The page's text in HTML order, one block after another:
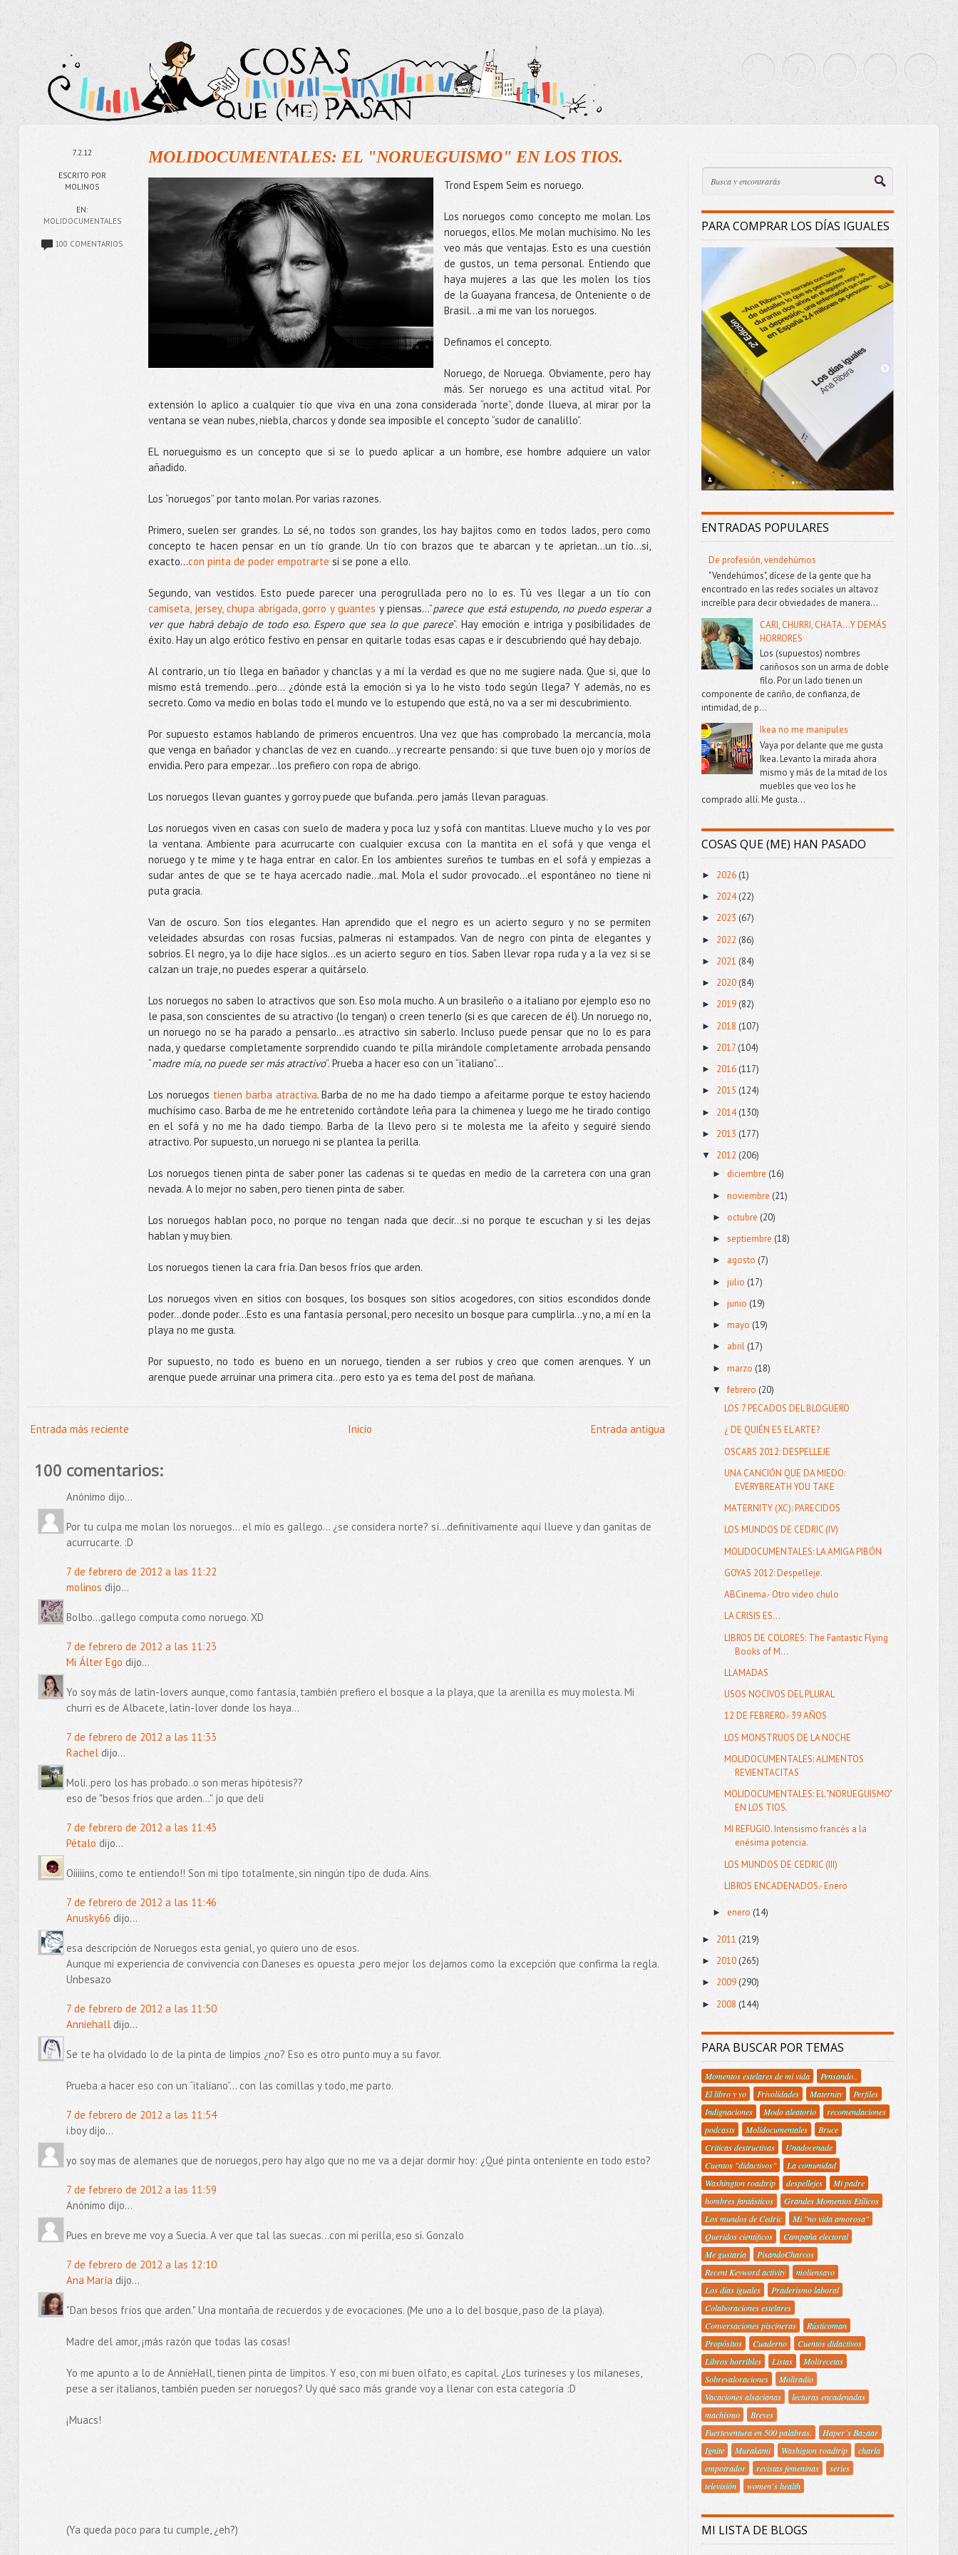
7.2.12
ESCRITO POR
MOLINOS
EN:
MOLIDOCUMENTALES
100 COMENTARIOS
MOLIDOCUMENTALES: EL "NORUEGUISMO" EN LOS TIOS.
Trond Espem Seim es noruego.
Los noruegos como concepto me molan. Los
noruegos, ellos. Me molan muchísimo. No les
veo más que ventajas. Esto es una cuestión
de gustos, un tema personal. Entiendo que
haya mujeres a las que les molen los tíos
de la Guayana francesa, de Onteniente o de
Brasil…a mi me van los noruegos.
Definamos el concepto.
Noruego, de Noruega. Obviamente, pero hay
más. Ser noruego es una actitud vital. Por
extensión lo aplico a cualquier tío que viva en una zona considerada “norte”, donde llueva, al mirar por la
ventana se vean nubes, niebla, charcos y donde sea imposible el concepto “sudor de canalillo”.
EL norueguismo es un concepto que si se lo puedo aplicar a un hombre, ese hombre adquiere un valor
añadido.
Los “noruegos” por tanto molan. Por varias razones.
Primero, suelen ser grandes. Lo sé, no todos son grandes, los hay bajitos como en todos lados, pero como
concepto te hacen pensar en un tío grande. Un tío con brazos que te abarcan y te aprietan…un tío...si,
exacto...con pinta de poder empotrarte si se pone a ello.
Segundo, van vestidos. Esto puede parecer una perogrullada pero no lo es. Tú ves llegar a un tío con
camiseta, jersey, chupa abrigada, gorro y guantes y piensas...”parece que está estupendo, no puedo esperar a
ver que habrá debajo de todo eso. Espero que sea lo que parece”. Hay emoción e intriga y posibilidades de
éxito. Hay un algo erótico festivo en pensar en quitarle todas esas capas e ir descubriendo qué hay debajo.
Al contrario, un tío llega en bañador y chanclas y a mí la verdad es que no me sugiere nada. Que si, que lo
mismo está tremendo...pero... ¿dónde está la emoción si ya lo he visto todo según llega? Y además, no es
secreto. Como va medio en bolas todo el mundo ve lo estupendo que está, no va a ser mi descubrimiento.
Por supuesto estamos hablando de primeros encuentros. Una vez que has comprobado la mercancía, mola
que venga en bañador y chanclas de vez en cuando…y recrearte pensando: si que tuve buen ojo y moríos de
envidia. Pero para empezar...los prefiero con ropa de abrigo.
Los noruegos llevan guantes y gorroy puede que bufanda..pero jamás llevan paraguas.
Los noruegos viven en casas con suelo de madera y poca luz y sofá con mantitas. Llueve mucho y lo ves por
la ventana. Ambiente para acurrucarte con cualquier excusa con la mantita en el sofá y que venga el
noruego y te mime y te haga entrar en calor. En los ambientes sureños te tumbas en el sofá y empiezas a
sudar antes de que se te haya acercado nadie...mal. Mola el sudor provocado…el espontáneo no tiene ni
puta gracia.
Van de oscuro. Son tíos elegantes. Han aprendido que el negro es un acierto seguro y no se permiten
veleidades absurdas con rosas fucsias, palmeras ni estampados. Van de negro con pinta de elegantes y
sobrios. El negro, ya lo dije hace siglos…es un acierto seguro en tíos. Saben llevar ropa ruda y a la vez si se
calzan un traje, no puedes esperar a quitárselo.
Los noruegos no saben lo atractivos que son. Eso mola mucho. A un brasileño o a italiano por ejemplo eso no
le pasa, son conscientes de su atractivo (lo tengan) o creen tenerlo (si es que carecen de él). Un noruego no,
un noruego no se ha parado a pensarlo…es atractivo sin saberlo. Incluso puede pensar que no lo es para
nada, y quedarse completamente sorprendido cuando te pilla mirándole completamente arrobada pensando
“madre mía, no puede ser más atractivo”. Prueba a hacer eso con un “italiano”…
Los noruegos tienen barba atractiva. Barba de no me ha dado tiempo a afeitarme porque te estoy haciendo
muchísimo caso. Barba de me he entretenido cortándote leña para la chimenea y luego me he tirado contigo
en el sofá y no me ha dado tiempo. Barba de la llevo pero si te molesta me la afeito y seguiré siendo
atractivo. Por supuesto, un noruego ni se plantea la perilla.
Los noruegos tienen pinta de saber poner las cadenas si te quedas en medio de la carretera con una gran
nevada. A lo mejor no saben, pero tienen pinta de saber.
Los noruegos hablan poco, no porque no tengan nada que decir...si no porque te escuchan y si les dejas
hablan y muy bien.
Los noruegos tienen la cara fría. Dan besos fríos que arden.
Los noruegos viven en sitios con bosques, los bosques son sitios acogedores, con sitios escondidos donde
poder...donde poder…Esto es una fantasía personal, pero necesito un bosque para cumplirla...y no, a mí en la
playa no me gusta.
Por supuesto, no todo es bueno en un noruego, tienden a ser rubios y creo que comen arenques. Y un
arenque puede arruinar una primera cita…pero esto ya es tema del post de mañana.
Entrada más reciente Entrada antigua
Inicio
100 comentarios:
Anónimo dijo...
Por tu culpa me molan los noruegos... el mío es gallego... ¿se considera norte? sí...definitivamente aquí llueve y dan ganitas de
acurrucarte. :D
7 de febrero de 2012 a las 11:22
molinos dijo...
Bolbo...gallego computa como noruego. XD
7 de febrero de 2012 a las 11:23
Mi Álter Ego dijo...
Yo soy más de latin-lovers aunque, como fantasía, también prefiero el bosque a la playa, que la arenilla es muy molesta. Mi
churri es de Albacete, latin-lover donde los haya...
7 de febrero de 2012 a las 11:33
Racheldijo...
Moli..pero los has probado..o son meras hipótesis??
eso de "besos frios que arden..." jo que deli
7 de febrero de 2012 a las 11:43
Pétalo dijo...
Oiiiiins, como te entiendo!! Son mi tipo totalmente, sin ningún tipo de duda. Ains.
7 de febrero de 2012 a las 11:46
Anusky66 dijo...
esa descripción de Noruegos esta genial, yo quiero uno de esos.
Aunque mi experiencia de convivencia con Daneses es opuesta ,pero mejor los dejamos como la excepción que confirma la regla.
Unbesazo
7 de febrero de 2012 a las 11:50
Anniehalldijo...
Se te ha olvidado lo de la pinta de limpios ¿no? Eso es otro punto muy a su favor.
Prueba a hacer eso con un “italiano”… con las comillas y todo, me parto.
7 de febrero de 2012 a las 11:54
i.boy dijo...
yo soy mas de alemanes que de noruegos, pero hay algo que no me va a dejar dormir hoy: ¿Qué pinta onteniente en todo esto?
7 de febrero de 2012 a las 11:59
Anónimo dijo...
Pues en breve me voy a Suecia. A ver que tal las suecas...con mi perilla, eso si. Gonzalo
7 de febrero de 2012 a las 12:10
Ana Maríadijo...
"Dan besos fríos que arden." Una montaña de recuerdos y de evocaciones. (Me uno a lo del bosque, paso de la playa).
Madre del amor, ¡más razón que todas las cosas!
Yo me apunto a lo de AnnieHall, tienen pinta de limpitos. Y eso, con mi buen olfato, es capital. ¿Los turineses y los milaneses,
pese a ser italianos, también pueden ser noruegos? Uy qué saco más grande voy a llenar con esta categoría :D
¡Muacs!
(Ya queda poco para tu cumple, ¿eh?)
PARA COMPRAR LOS DÍAS IGUALES
ENTRADAS POPULARES
De profesión, vendehúmos
"Vendehúmos", dícese de la gente que ha
encontrado en las redes sociales un altavoz
increíble para decir obviedades de manera...
CARI, CHURRI, CHATA...Y DEMÁS
HORRORES
Los (supuestos) nombres
cariñosos son un arma de doble
filo. Por un lado tienen un
componente de cariño, de confianza, de
intimidad, de p...
Ikea no me manipules
Vaya por delante que me gusta
Ikea. Levanto la mirada ahora
mismo y más de la mitad de los
muebles que veo los he
comprado allí. Me gusta...
COSAS QUE (ME) HAN PASADO
► 2026 (1)
► 2024(22)
► 2023 (67)
► 2022 (86)
► 2021 (84)
► 2020(84)
► 2019(82)
► 2018 (107)
► 2017 (104)
► 2016(117)
► 2015 (124)
► 2014(130)
► 2013 (177)
▼ 2012 (206)
►diciembre(16)
►noviembre (21)
► octubre(20)
►septiembre(18)
► agosto(7)
►julio(17)
►junio(19)
►mayo(19)
► abril(17)
►marzo(18)
▼febrero(20)
LOS 7 PECADOS DEL BLOGUERO
¿ DE QUIÉN ES EL ARTE?
OSCARS 2012: DESPELLEJE
UNA CANCIÓN QUE DA MIEDO:
EVERYBREATH YOU TAKE
MATERNITY (XC): PARECIDOS
LOS MUNDOS DE CEDRIC (IV)
MOLIDOCUMENTALES: LA AMIGA PIBÓN
GOYAS 2012: Despelleje.
ABCinema.- Otro video chulo
LA CRISIS ES...
LIBROS DE COLORES: The Fantastic Flying
Books of M...
LLAMADAS
USOS NOCIVOS DEL PLURAL
12 DE FEBRERO.- 39 AÑOS
LOS MONSTRUOS DE LA NOCHE
MOLIDOCUMENTALES: ALIMENTOS
REVIENTACITAS
MOLIDOCUMENTALES: EL "NORUEGUISMO"
EN LOS TIOS.
MI REFUGIO. Intensismo francés a la
enésima potencia.
LOS MUNDOS DE CEDRIC (III)
LIBROS ENCADENADOS.- Enero
►enero (14)
► 2011 (219)
► 2010 (265)
► 2009 (290)
► 2008 (144)
PARA BUSCAR POR TEMAS
Momentos estelares de mi vida
Pensando..
El libro y yo
Frivolidades Maternity
Perfiles
Indignaciones
Modo aleatorio
recomendaciones
podcasts
Molidocumentales
Bruce
Criticas destructivas
Unadocenade
Cuentos "didactivos"
La comunidad
Washington roadtrip
despellejes
Mi padre
hombres fantásticos
Grandes Momentos Etílicos
Los mundos de Cedric
Mi "no vida amorosa"
Queridos científicos
Campaña electoral
Me gustaría
PisandoCharcos
Recent Keyword activity
moliensayo
Los días iguales
Praderismo laboral
Colaboraciones estelares
Conversaciones piscineras
Rústicoman
Propósitos
Cuaderno
Cuentos didactivos
Libros horribles
Listas
Molirecetas
Sobrevaloraciones
Moliradio
Vacaciones alsacianas
lecturas encadenadas
machismo
Breves
Fuerteventura en 500 palabras.
Haper´s Bazaar
Ignite
Murakami Washigton roadtrip
charla
empotrador
revistas femeninas
series
televisión
women´s health
MI LISTA DE BLOGS